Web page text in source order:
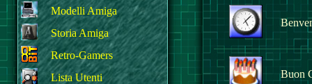
Modelli Amiga
Storia Amiga
Retro-Gamers
Lista Utenti
Buon